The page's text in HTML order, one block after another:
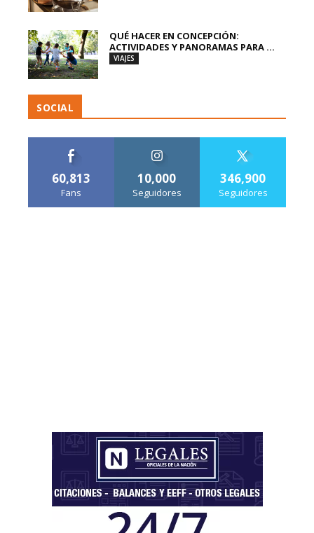
QUÉ HACER EN CONCEPCIÓN:
ACTIVIDADES Y PANORAMAS PARA ...
VIAJES
SOCIAL
60,813
Fans
10,000
Seguidores
346,900
Seguidores